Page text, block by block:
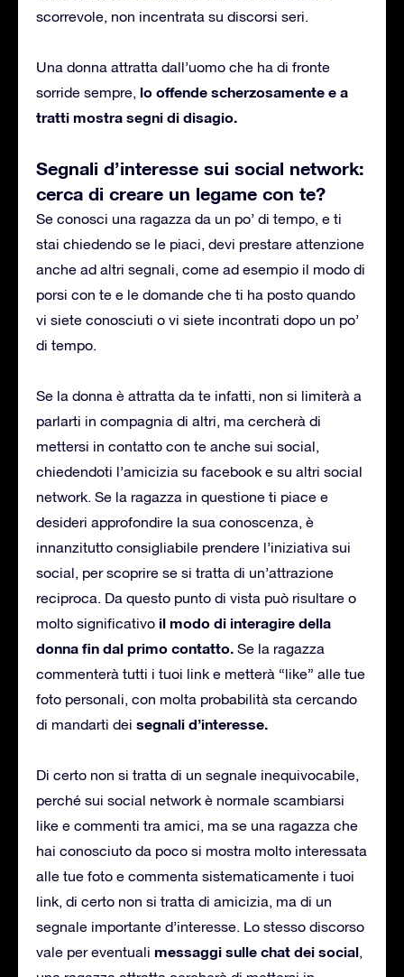
scorrevole, non incentrata su discorsi seri.
Una donna attratta dall’uomo che ha di fronte
sorride sempre, lo offende scherzosamente e a
tratti mostra segni di disagio.
Segnali d’interesse sui social network:
cerca di creare un legame con te?
Se conosci una ragazza da un po’ di tempo, e ti
stai chiedendo se le piaci, devi prestare attenzione
anche ad altri segnali, come ad esempio il modo di
porsi con te e le domande che ti ha posto quando
vi siete conosciuti o vi siete incontrati dopo un po’
di tempo.
Se la donna è attratta da te infatti, non si limiterà a
parlarti in compagnia di altri, ma cercherà di
mettersi in contatto con te anche sui social,
chiedendoti l’amicizia su facebook e su altri social
network. Se la ragazza in questione ti piace e
desideri approfondire la sua conoscenza, è
innanzitutto consigliabile prendere l’iniziativa sui
social, per scoprire se si tratta di un’attrazione
reciproca. Da questo punto di vista può risultare o
molto significativo il modo di interagire della
donna fin dal primo contatto. Se la ragazza
commenterà tutti i tuoi link e metterà “like” alle tue
foto personali, con molta probabilità sta cercando
di mandarti dei segnali d’interesse.
Di certo non si tratta di un segnale inequivocabile,
perché sui social network è normale scambiarsi
like e commenti tra amici, ma se una ragazza che
hai conosciuto da poco si mostra molto interessata
alle tue foto e commenta sistematicamente i tuoi
link, di certo non si tratta di amicizia, ma di un
segnale importante d’interesse. Lo stesso discorso
vale per eventuali messaggi sulle chat dei social,